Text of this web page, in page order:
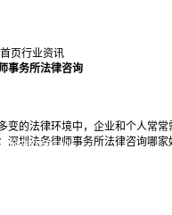
地产业务中心
首页行业资讯
事务所法律咨询
变的法律环境中，企业和个人常
深圳法务律师事务所法律咨询哪